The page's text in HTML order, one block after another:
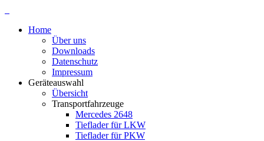
Home
Über uns
Downloads
Datenschutz
Impressum
Geräteauswahl
Übersicht
Transportfahrzeuge
Mercedes 2648
Tieflader für LKW
Tieflader für PKW